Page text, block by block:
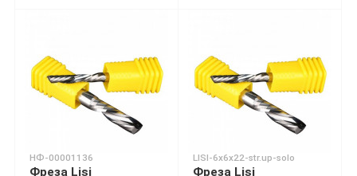
НФ-00001136
Фреза Lisi
LISI-6x6x22-str.up-solo
Фреза Lisi